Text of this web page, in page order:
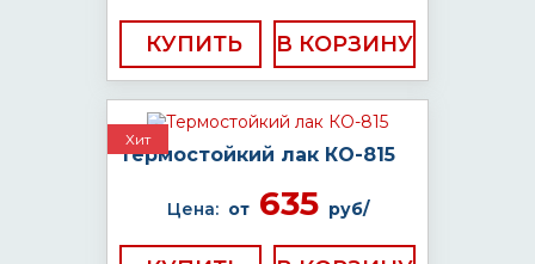
КУПИТЬ
Хит
Термостойкий лак КО-815
Цена: от635 руб/